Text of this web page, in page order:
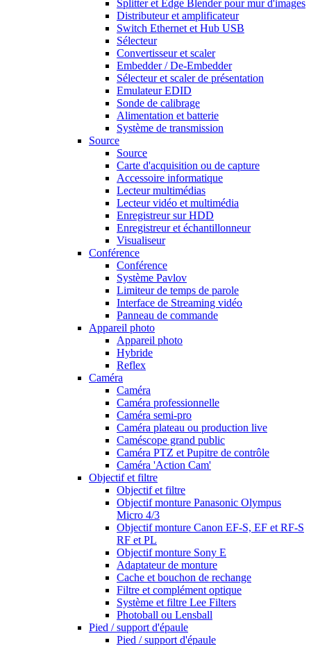
Splitter et Edge Blender pour mur d'images
Distributeur et amplificateur
Switch Ethernet et Hub USB
Sélecteur
Convertisseur et scaler
Embedder / De-Embedder
Sélecteur et scaler de présentation
Emulateur EDID
Sonde de calibrage
Alimentation et batterie
Système de transmission
Source
Source
Carte d'acquisition ou de capture
Accessoire informatique
Lecteur multimédias
Lecteur vidéo et multimédia
Enregistreur sur HDD
Enregistreur et échantillonneur
Visualiseur
Conférence
Conférence
Système Pavlov
Limiteur de temps de parole
Interface de Streaming vidéo
Panneau de commande
Appareil photo
Appareil photo
Hybride
Reflex
Caméra
Caméra
Caméra professionnelle
Caméra semi-pro
Caméra plateau ou production live
Caméscope grand public
Caméra PTZ et Pupitre de contrôle
Caméra 'Action Cam'
Objectif et filtre
Objectif et filtre
Objectif monture Panasonic Olympus
Micro 4/3
Objectif monture Canon EF-S, EF et RF-S
RF et PL
Objectif monture Sony E
Adaptateur de monture
Cache et bouchon de rechange
Filtre et complément optique
Système et filtre Lee Filters
Photoball ou Lensball
Pied / support d'épaule
Pied / support d'épaule